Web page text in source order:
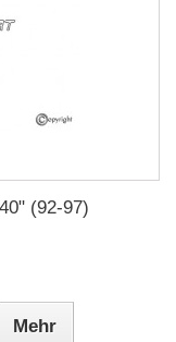
(92-97)
Mehr